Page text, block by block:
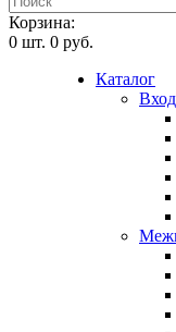
Корзина:
0 шт. 0 руб.
Каталог